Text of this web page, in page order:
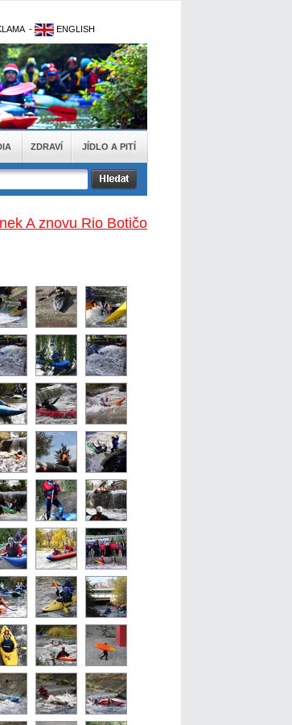
- ENGLISH
ZDRAVÍ JÍDLO A PITÍ
A znovu Rio Botičo